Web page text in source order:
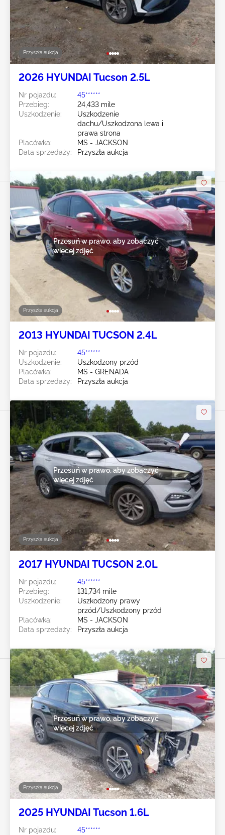
Przyszła aukcja
2026 HYUNDAI Tucson 2.5L
Nr pojazdu:
45******
Przebieg:
24,433 mile
Uszkodzenie:
Uszkodzenie
dachu/Uszkodzona lewa i
prawa strona
Placówka:
MS - JACKSON
Data sprzedaży:
Przyszła aukcja
Przyszła aukcja
Przesuń w prawo, aby zobaczyć
więcej zdjęć
2013 HYUNDAI TUCSON 2.4L
Nr pojazdu:
45******
Uszkodzenie:
Uszkodzony przód
Placówka:
MS - GRENADA
Data sprzedaży:
Przyszła aukcja
Przyszła aukcja
Przesuń w prawo, aby zobaczyć
więcej zdjęć
2017 HYUNDAI TUCSON 2.0L
Nr pojazdu:
45******
Przebieg:
131,734 mile
Uszkodzenie:
Uszkodzony prawy
przód/Uszkodzony przód
Placówka:
MS - JACKSON
Data sprzedaży:
Przyszła aukcja
Przyszła aukcja
Przesuń w prawo, aby zobaczyć
więcej zdjęć
2025 HYUNDAI Tucson 1.6L
Nr pojazdu:
45******